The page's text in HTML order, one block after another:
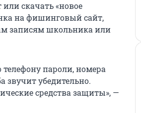
скачать «новое
на фишинговый сайт,
записям школьника или
пароли, номера
звучит убедительно.
средства защиты», —